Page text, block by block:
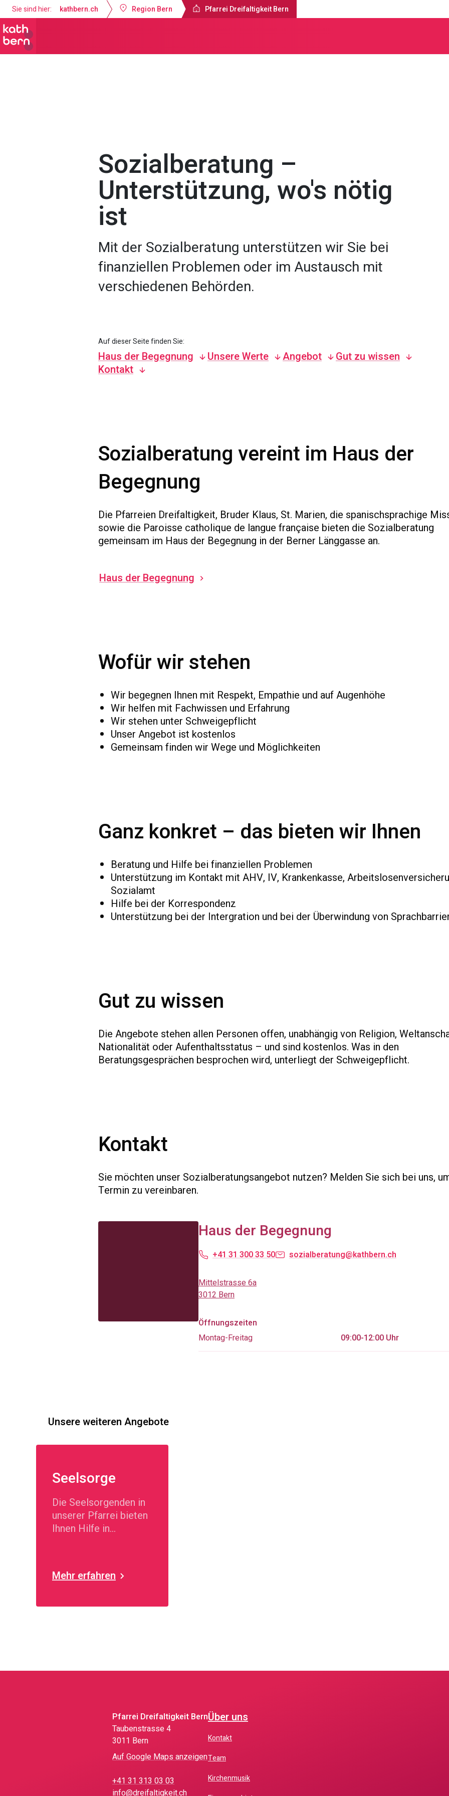
Sie sind hier: kathbern.ch Region Bern Pfarrei Dreifaltigkeit Bern
Sozialberatung –
Unterstützung, wo's nötig
ist
Mit der Sozialberatung unterstützen wir Sie bei
finanziellen Problemen oder im Austausch mit
verschiedenen Behörden.
Auf dieser Seite finden Sie:
Haus der Begegnung Unsere Werte Angebot
Gut zu wissen
Kontakt
Sozialberatung vereint im Haus der
Begegnung
Die Pfarreien Dreifaltigkeit, Bruder Klaus, St. Marien, die spanischsprachige
sowie die Paroisse catholique de langue française bieten die Sozialberatung
gemeinsam im Haus der Begegnung in der Berner Länggasse an.
Haus der Begegnung
Wofür wir stehen
Wir begegnen Ihnen mit Respekt, Empathie und auf Augenhöhe
Wir helfen mit Fachwissen und Erfahrung
Wir stehen unter Schweigepflicht
Unser Angebot ist kostenlos
Gemeinsam finden wir Wege und Möglichkeiten
Ganz konkret – das bieten wir Ihnen
Beratung und Hilfe bei finanziellen Problemen
Unterstützung im Kontakt mit AHV, IV, Krankenkasse,
Sozialamt
Hilfe bei der Korrespondenz
Unterstützung bei der Intergration und bei der Überwindung von
Gut zu wissen
Die Angebote stehen allen Personen offen, unabhängig von Religion,
Nationalität oder Aufenthaltsstatus – und sind kostenlos. Was in den
Beratungsgesprächen besprochen wird, unterliegt der Schweigepflicht.
Kontakt
Sie möchten unser Sozialberatungsangebot nutzen? Melden Sie sich bei uns,
Termin zu vereinbaren.
Haus der Begegnung
+41 31 300 33 50 sozialberatung@kathbern.ch
Mittelstrasse 6a
3012 Bern
Öffnungszeiten
Montag-Freitag
09:00-12:00 Uhr
Unsere weiteren Angebote
Seelsorge
Die Seelsorgenden in
unserer Pfarrei bieten
Ihnen Hilfe in
Mehr erfahren
Pfarrei Dreifaltigkeit Bern
Taubenstrasse 4
3011 Bern
Auf Google Maps anzeigen
+41 31 313 03 03
info@dreifaltigkeit.ch
Über uns
Kontakt
Team
Kirchenmusik